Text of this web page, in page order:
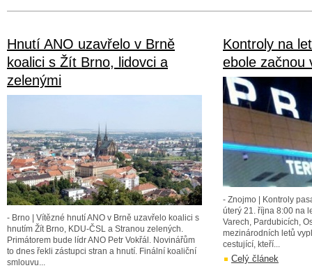
Hnutí ANO uzavřelo v Brně
koalici s Žít Brno, lidovci a
zelenými
- Brno | Vítězné hnutí ANO v Brně uzavřelo koalici s
hnutím Žít Brno, KDU-ČSL a Stranou zelených.
Primátorem bude lídr ANO Petr Vokřál. Novinářům
to dnes řekli zástupci stran a hnutí. Finální koaliční
smlouvu...
Kontroly na
ebole začnou
- Znojmo | Kontroly
úterý 21. října 8:00 na
Varech, Pardubicích,
mezinárodních letů
cestující, kteří...
Celý článek